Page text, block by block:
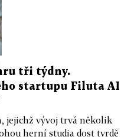
tři týdny.
startupu Filuta AI
jejichž vývoj trvá několik
herní studia dost tvrdě